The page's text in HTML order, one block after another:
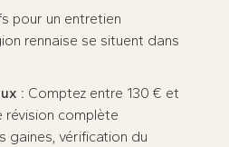
pour un entretien
rennaise se situent dans
: Comptez entre 130 € et
révision complète
gaines, vérification du